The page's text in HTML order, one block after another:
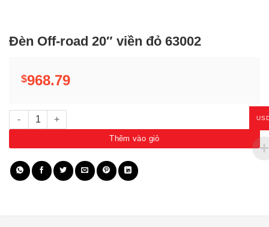
Đèn Off-road 20″ viền đỏ 63002
$968.79
Đèn Off-road 20" viền đỏ 63002 số lượng
Thêm vào giỏ